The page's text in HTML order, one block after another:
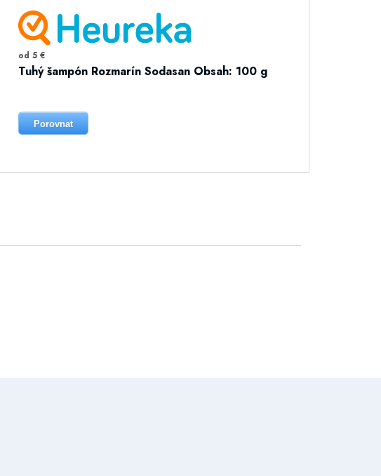
od 5 €
Tuhý šampón Rozmarín Sodasan Obsah: 100 g
Porovnat